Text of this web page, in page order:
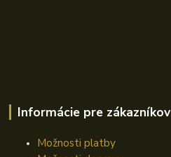
Informácie pre zákazníkov
Možnosti platby